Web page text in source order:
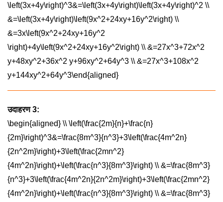
\left(3x+4y\right)^3&=\left(3x+4y\right)\left(3x+4y\right)^2 \\
&=\left(3x+4y\right)\left(9x^2+24xy+16y^2\right) \\
&=3x\left(9x^2+24xy+16y^2
\right)+4y\left(9x^2+24xy+16y^2\right) \\ &=27x^3+72x^2
y+48xy^2+36x^2 y+96xy^2+64y^3 \\ &=27x^3+108x^2
y+144xy^2+64y^3\end{aligned}
उदाहरण 3:
\begin{aligned} \\ \left(\frac{2m}{n}+\frac{n}
{2m}\right)^3&=\frac{8m^3}{n^3}+3\left(\frac{4m^2n}
{2n^2m}\right)+3\left(\frac{2mn^2}
{4m^2n}\right)+\left(\frac{n^3}{8m^3}\right) \\ &=\frac{8m^3}
{n^3}+3\left(\frac{4m^2n}{2n^2m}\right)+3\left(\frac{2mn^2}
{4m^2n}\right)+\left(\frac{n^3}{8m^3}\right) \\ &=\frac{8m^3}